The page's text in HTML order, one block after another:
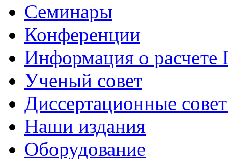
Семинары
Конференции
Информация о
Ученый совет
Диссертационные
Наши издания
Оборудование